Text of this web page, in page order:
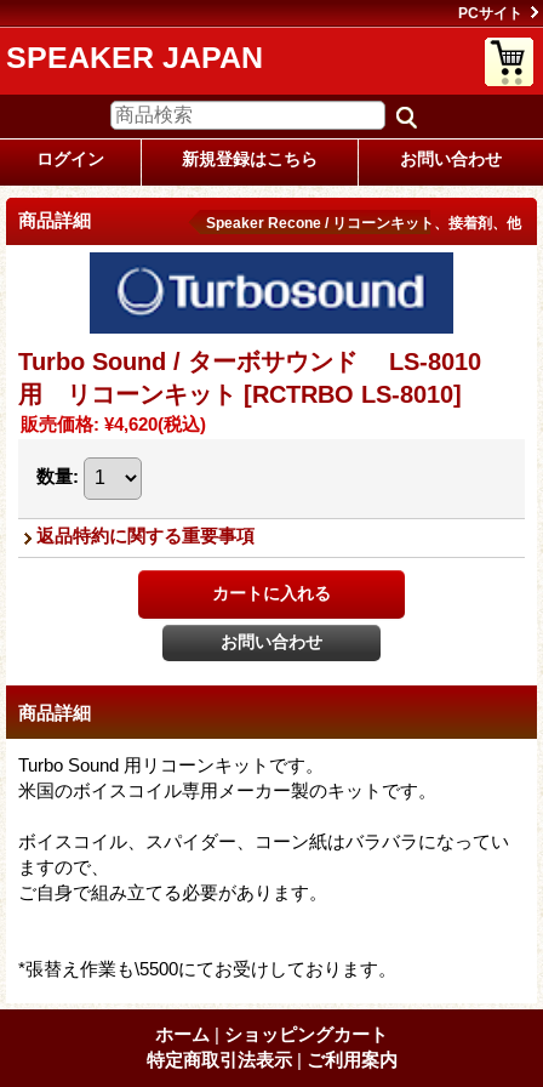
PCサイト
SPEAKER JAPAN
ログイン 新規登録はこちら お問い合わせ
商品詳細 Speaker Recone / リコーンキット、接着剤、他
Turbo Sound / ターボサウンド LS-8010
用 リコーンキット [RCTRBO LS-8010]
販売価格: ¥4,620(税込)
数量:
返品特約に関する重要事項
商品詳細
Turbo Sound 用リコーンキットです。
米国のボイスコイル専用メーカー製のキットです。
ボイスコイル、スパイダー、コーン紙はバラバラになってい
ますので、
ご自身で組み立てる必要があります。
*張替え作業も\5500にてお受けしております。
ホーム | ショッピングカート
特定商取引法表示 | ご利用案内